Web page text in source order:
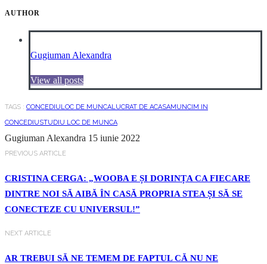
AUTHOR
Gugiuman Alexandra
View all posts
TAGS : CONCEDIU LOC DE MUNCALUCRAT DE ACASAMUNCIM IN
CONCEDIUSTUDIU LOC DE MUNCA
Gugiuman Alexandra 15 iunie 2022
PREVIOUS ARTICLE
CRISTINA CERGA: „WOOBA E ȘI DORINȚA CA FIECARE
DINTRE NOI SĂ AIBĂ ÎN CASĂ PROPRIA STEA ȘI SĂ SE
CONECTEZE CU UNIVERSUL!”
NEXT ARTICLE
AR TREBUI SĂ NE TEMEM DE FAPTUL CĂ NU NE